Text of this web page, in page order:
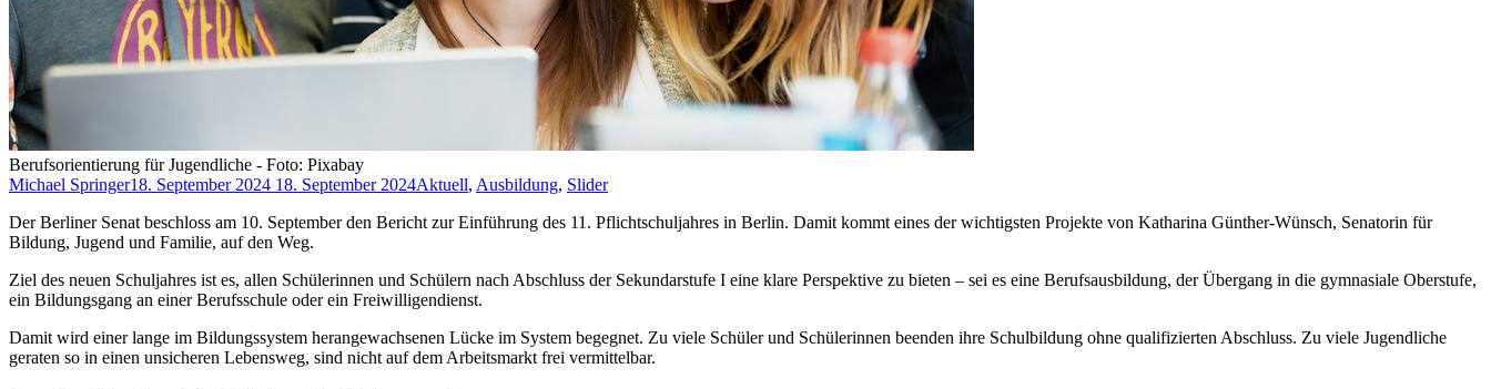
Berufsorientierung für Jugendliche - Foto: Pixabay
Michael Springer18. September 2024 18. September 2024Aktuell, Ausbildung, Slider
Der Berliner Senat beschloss am 10. September den Bericht zur Einführung des 11. Pflichtschuljahres in Berlin. Damit kommt eines der wichtigsten Projekte von Katharina Günther-Wünsch, Senatorin für
Bildung, Jugend und Familie, auf den Weg.
Ziel des neuen Schuljahres ist es, allen Schülerinnen und Schülern nach Abschluss der Sekundarstufe I eine klare Perspektive zu bieten – sei es eine Berufsausbildung, der Übergang in die gymnasiale Oberstufe,
ein Bildungsgang an einer Berufsschule oder ein Freiwilligendienst.
Damit wird einer lange im Bildungssystem herangewachsenen Lücke im System begegnet. Zu viele Schüler und Schülerinnen beenden ihre Schulbildung ohne qualifizierten Abschluss. Zu viele Jugendliche
geraten so in einen unsicheren Lebensweg, sind nicht auf dem Arbeitsmarkt frei vermittelbar.